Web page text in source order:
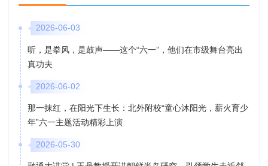
2026-06-03
听，是拳风，是鼓声——这个“六一”，他们在市级舞台亮出
真功夫
2026-06-02
那一抹红，在阳光下生长：北外附校“童心沐阳光，薪火育少
年”六一主题活动精彩上演
2026-05-30